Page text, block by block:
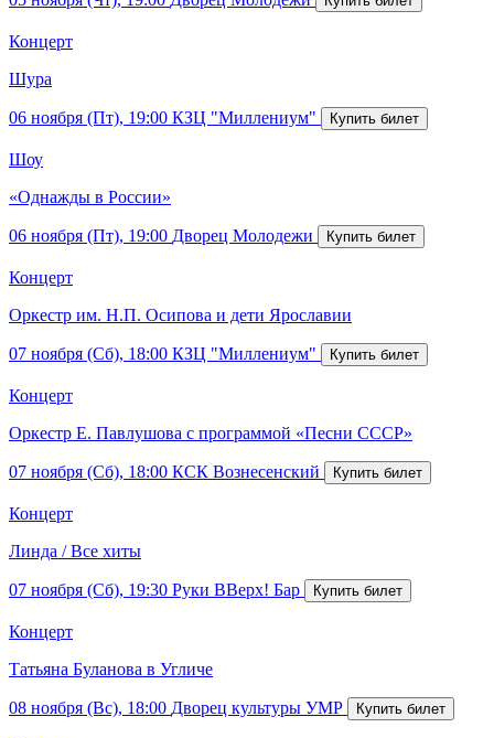
Концерт
Шура
06 ноября (Пт), 19:00 КЗЦ "Миллениум"
Шоу
«Однажды в России»
06 ноября (Пт), 19:00 Дворец Молодежи
Концерт
Оркестр им. Н.П. Осипова и дети Ярославии
07 ноября (Сб), 18:00 КЗЦ "Миллениум"
Концерт
Оркестр Е. Павлушова с программой «Песни СССР»
07 ноября (Сб), 18:00 КСК Вознесенский
Концерт
Линда / Все хиты
07 ноября (Сб), 19:30 Руки ВВерх! Бар
Концерт
Татьяна Буланова в Угличе
08 ноября (Вс), 18:00 Дворец культуры УМР